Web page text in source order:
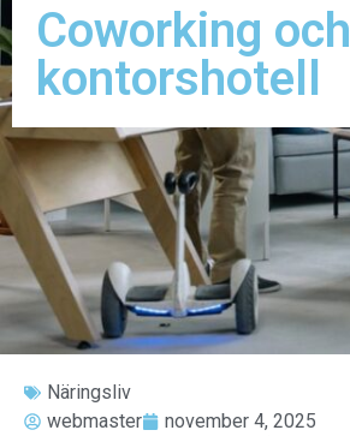
Coworking och
kontorshotell
Näringsliv
webmaster
november 4, 2025